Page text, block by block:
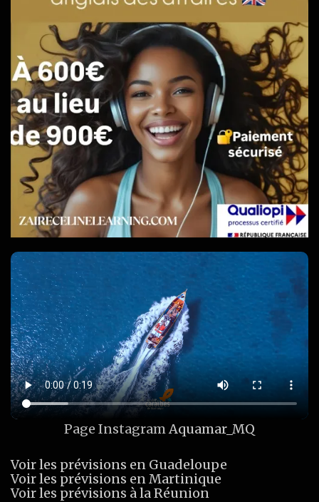
Page InstagramAquamar_MQ
Voir les prévisions en Guadeloupe
Voir les prévisions en Martinique
Voir les prévisions à la Réunion